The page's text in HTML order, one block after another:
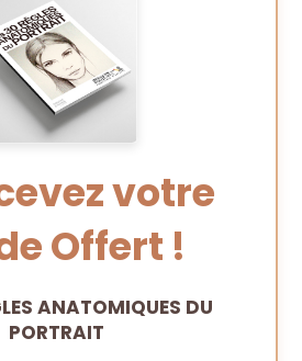
votre
Offert !
ANATOMIQUES DU
PORTRAIT